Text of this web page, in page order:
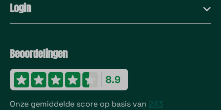
Login
Beoordelingen
8.9
Onze gemiddelde score op basis van 243